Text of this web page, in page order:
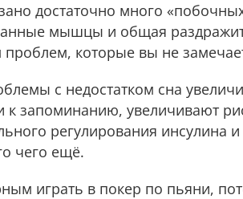
достаточно много
мышцы и общая
которые вы не
с недостатком сна
к запоминанию, увеличивают
регулирования инсулина
чего ещё.
играть в покер по пьяни,